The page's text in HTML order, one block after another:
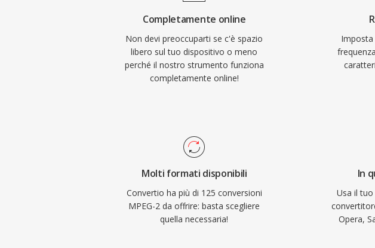
Completamente online
Non devi preoccuparti se c'è spazio
libero sul tuo dispositivo o meno
perché il nostro strumento funziona
completamente online!
Molti formati disponibili
Convertio ha più di 125 conversioni
MPEG-2 da offrire: basta scegliere
quella necessaria!
In
Usa il
Opera,